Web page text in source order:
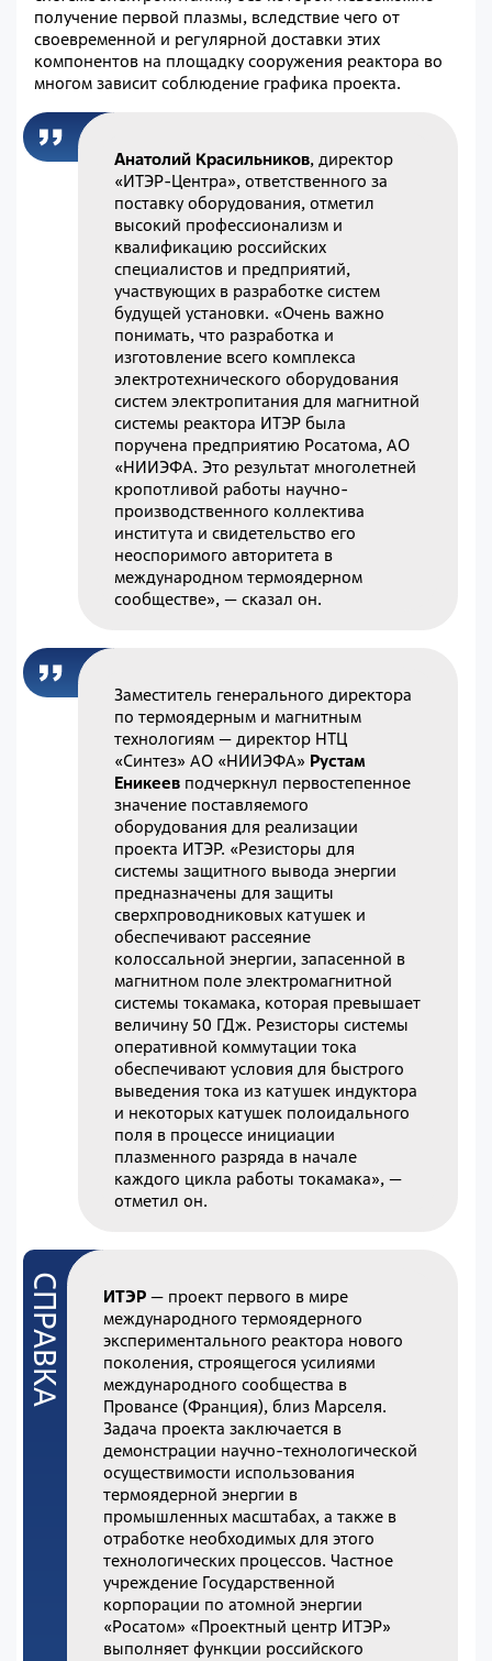
получение первой плазмы, вследствие чего от
своевременной и регулярной доставки этих
компонентов на площадку сооружения реактора во
многом зависит соблюдение графика проекта.
Анатолий Красильников, директор
«ИТЭР-Центра», ответственного за
поставку оборудования, отметил
высокий профессионализм и
квалификацию российских
специалистов и предприятий,
участвующих в разработке систем
будущей установки. «Очень важно
понимать, что разработка и
изготовление всего комплекса
электротехнического оборудования
систем электропитания для магнитной
системы реактора ИТЭР была
поручена предприятию Росатома, АО
«НИИЭФА. Это результат многолетней
кропотливой работы научно-
производственного коллектива
института и свидетельство его
неоспоримого авторитета в
международном термоядерном
сообществе», — сказал он.
Заместитель генерального директора
по термоядерным и магнитным
технологиям — директор НТЦ
«Синтез» АО «НИИЭФА» Рустам
Еникеев подчеркнул первостепенное
значение поставляемого
оборудования для реализации
проекта ИТЭР. «Резисторы для
системы защитного вывода энергии
предназначены для защиты
сверхпроводниковых катушек и
обеспечивают рассеяние
колоссальной энергии, запасенной в
магнитном поле электромагнитной
системы токамака, которая превышает
величину 50 ГДж. Резисторы системы
оперативной коммутации тока
обеспечивают условия для быстрого
выведения тока из катушек индуктора
и некоторых катушек полоидального
поля в процессе инициации
плазменного разряда в начале
каждого цикла работы токамака», —
отметил он.
ИТЭР — проект первого в мире
международного термоядерного
экспериментального реактора нового
поколения, строящегося усилиями
международного сообщества в
Провансе (Франция), близ Марселя.
Задача проекта заключается в
демонстрации научно-технологической
осуществимости использования
термоядерной энергии в
промышленных масштабах, а также в
отработке необходимых для этого
технологических процессов. Частное
учреждение Государственной
корпорации по атомной энергии
«Росатом» «Проектный центр ИТЭР»
выполняет функции российского